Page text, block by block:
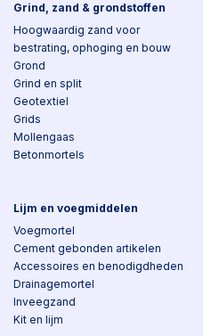
Grind, zand & grondstoffen
Hoogwaardig zand voor
bestrating, ophoging en bouw
Grond
Grind en split
Geotextiel
Grids
Mollengaas
Betonmortels
Lijm en voegmiddelen
Voegmortel
Cement gebonden artikelen
Accessoires en benodigdheden
Drainagemortel
Inveegzand
Kit en lijm